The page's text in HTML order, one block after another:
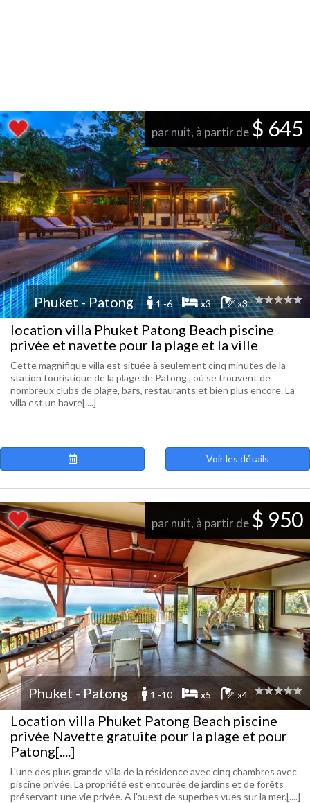
par nuit, à partir de $ 645
Phuket - Patong 1 -6 x3 x3
location villa Phuket Patong Beach piscine
privée et navette pour la plage et la ville
Cette magnifique villa est située à seulement cinq minutes de la
station touristique de la plage de Patong , où se trouvent de
nombreux clubs de plage, bars, restaurants et bien plus encore. La
villa est un havre[....]
Voir les détails
par nuit, à partir de $ 950
Phuket - Patong 1 -10 x5 x4
Location villa Phuket Patong Beach piscine
privée Navette gratuite pour la plage et pour
Patong[....]
L'une des plus grande villa de la résidence avec cinq chambres avec
piscine privée. La propriété est entourée de jardins et de forêts
préservant une vie privée. A l'ouest de superbes vues sur la mer.[....]